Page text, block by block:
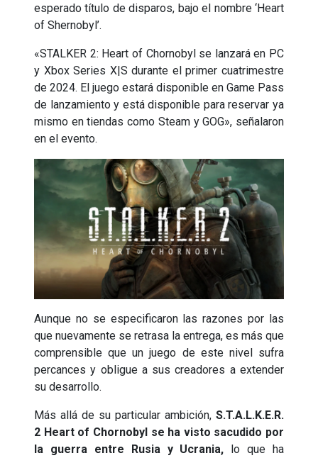
esperado título de disparos, bajo el nombre ‘Heart
of Shernobyl’.
«STALKER 2: Heart of Chornobyl se lanzará en PC
y Xbox Series X|S durante el primer cuatrimestre
de 2024. El juego estará disponible en Game Pass
de lanzamiento y está disponible para reservar ya
mismo en tiendas como Steam y GOG», señalaron
en el evento.
Aunque no se especificaron las razones por las
que nuevamente se retrasa la entrega, es más que
comprensible que un juego de este nivel sufra
percances y obligue a sus creadores a extender
su desarrollo.
Más allá de su particular ambición, S.T.A.L.K.E.R.
2 Heart of Chornobyl se ha visto sacudido por
la guerra entre Rusia y Ucrania, lo que ha